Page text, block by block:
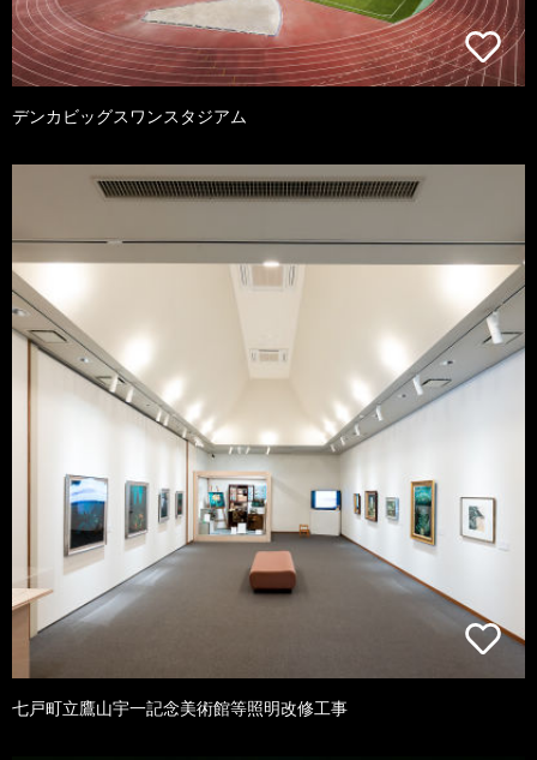
デンカビッグスワンスタジアム
七戸町立鷹山宇一記念美術館等照明改修工事